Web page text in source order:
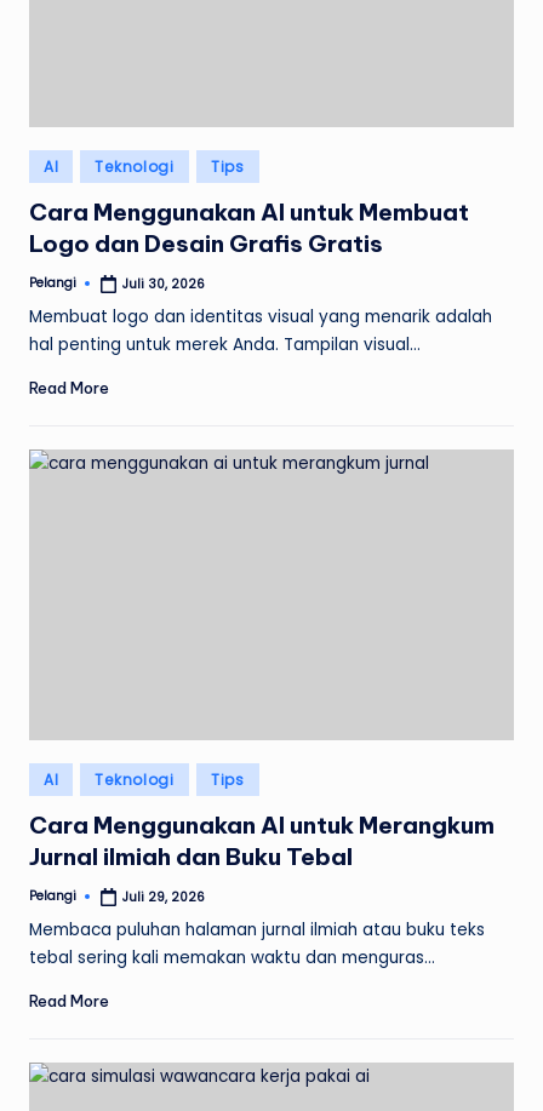
Posted
in
AI Teknologi Tips
Cara Menggunakan AI untuk Membuat
Logo dan Desain Grafis Gratis
Posted
Pelangi Juli 30, 2026
Membuat logo dan identitas visual yang menarik adalah
hal penting untuk merek Anda. Tampilan visual…
Read More
Posted
in
AI Teknologi Tips
Cara Menggunakan AI untuk Merangkum
Jurnal ilmiah dan Buku Tebal
Posted
Pelangi Juli 29, 2026
Membaca puluhan halaman jurnal ilmiah atau buku teks
tebal sering kali memakan waktu dan menguras…
Read More